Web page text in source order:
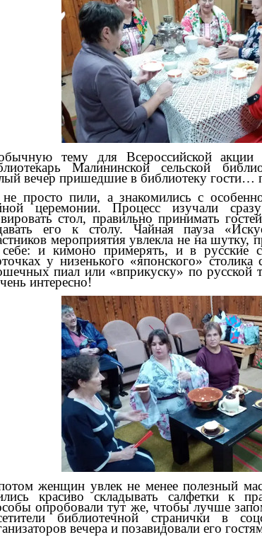
тему для Всероссийской акции
Малининской сельской
вечер пришедшие в библиотеку гости…
просто пили, а знакомились с
церемонии. Процесс изучали
стол, правильно принимать
его к столу. Чайная пауза
мероприятия увлекла не на шутку,
и кимоно примерять, и в русские
у низенького «японского»
пиал или «вприкуску» по русской
интересно!
женщин увлек не менее полезный
красиво складывать салфетки к
опробовали тут же, чтобы лучше
библиотечной странички в
вечера и позавидовали его